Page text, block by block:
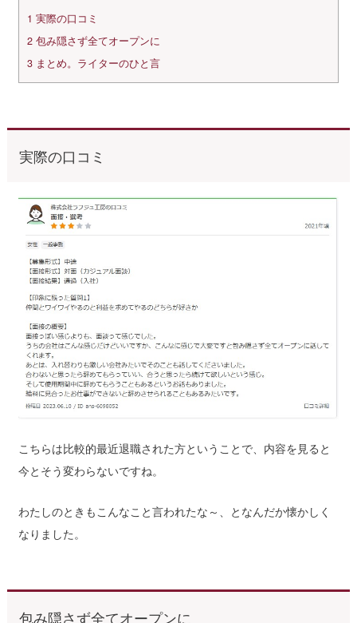
1 実際の口コミ
2包み隠さず全てオープンに
3まとめ。ライターのひと言
実際の口コミ
こちらは比較的最近退職された方ということで、内容を見ると
今とそう変わらないですね。
わたしのときもこんなこと言われたな～、となんだか懐かしく
なりました。
包み隠さず全てオープンに